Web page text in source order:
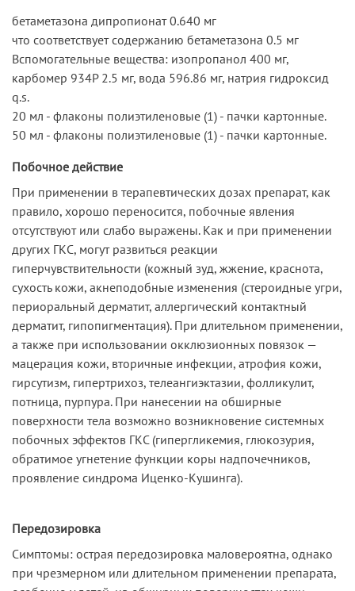
бетаметазона дипропионат 0.640 мг
что соответствует содержанию бетаметазона 0.5 мг
Вспомогательные вещества: изопропанол 400 мг,
карбомер 934Р 2.5 мг, вода 596.86 мг, натрия гидроксид
q.s.
20 мл - флаконы полиэтиленовые (1) - пачки картонные.
50 мл - флаконы полиэтиленовые (1) - пачки картонные.
Побочное действие
При применении в терапевтических дозах препарат, как
правило, хорошо переносится, побочные явления
отсутствуют или слабо выражены. Как и при применении
других ГКС, могут развиться реакции
гиперчувствительности (кожный зуд, жжение, краснота,
сухость кожи, акнеподобные изменения (стероидные угри,
периоральный дерматит, аллергический контактный
дерматит, гипопигментация). При длительном применении,
а также при использовании окклюзионных повязок —
мацерация кожи, вторичные инфекции, атрофия кожи,
гирсутизм, гипертрихоз, телеангиэктазии, фолликулит,
потница, пурпура. При нанесении на обширные
поверхности тела возможно возникновение системных
побочных эффектов ГКС (гипергликемия, глюкозурия,
обратимое угнетение функции коры надпочечников,
проявление синдрома Иценко-Кушинга).
Передозировка
Симптомы: острая передозировка маловероятна, однако
при чрезмерном или длительном применении препарата,